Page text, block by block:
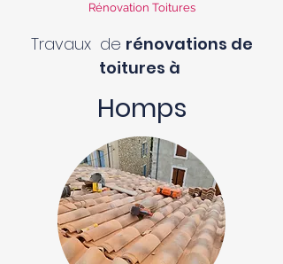
Rénovation Toitures
Travaux de rénovations de
toitures à
Homps